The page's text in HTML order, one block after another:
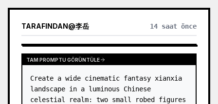
TARAFINDAN@李岳 14 saat önce
TAM PROMPTU GÖRÜNTÜLE
Create a wide cinematic fantasy xianxia
landscape in a luminous Chinese
celestial realm: two small robed figures